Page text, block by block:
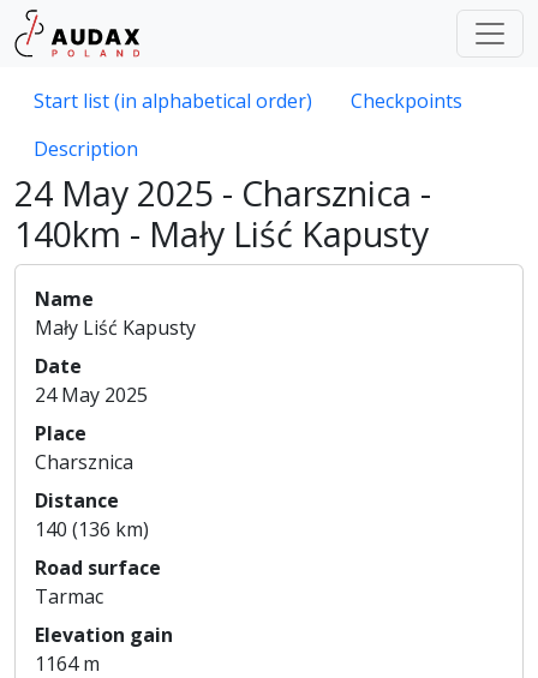
Start list (in alphabetical order)
Checkpoints
Description
24 May 2025 - Charsznica -
140km - Mały Liść Kapusty
Name
Mały Liść Kapusty
Date
24 May 2025
Place
Charsznica
Distance
140 (136 km)
Road surface
Tarmac
Elevation gain
1164 m